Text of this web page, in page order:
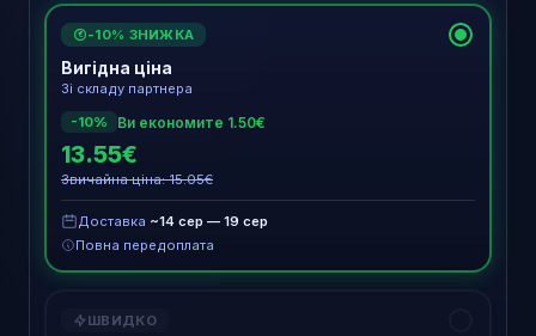
€ -10% ЗНИЖКА
Вигідна ціна
Зі складу партнера
-10%
Ви економите 1.50€
13.55€
Звичайна ціна: 15.05€
Доставка ~14 сер — 19 сер
Повна передоплата
ШВИДКО